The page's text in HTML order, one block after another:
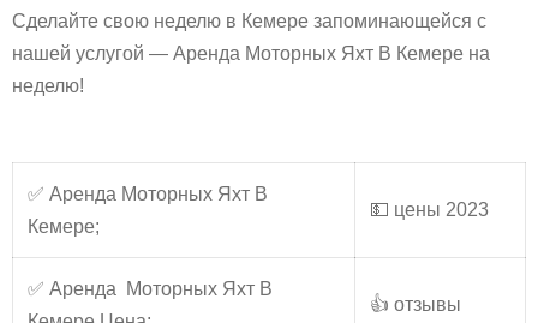
Сделайте свою неделю в Кемере запоминающейся с
нашей услугой — Аренда Моторных Яхт В Кемере на
неделю!
✅ Аренда Моторных Яхт В
Кемере;
💵 цены 2023
✅ Аренда Моторных Яхт В
👍 отзывы